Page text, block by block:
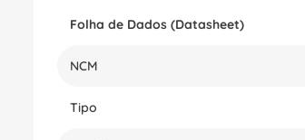
Folha de Dados (Datasheet)
NCM
Tipo